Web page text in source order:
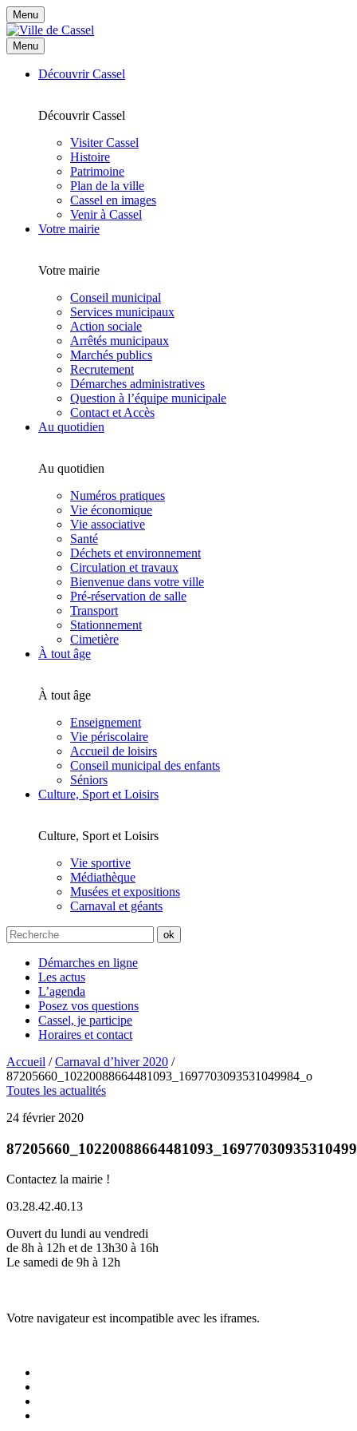
Menu
Menu
Découvrir Cassel
Découvrir Cassel
Visiter Cassel
Histoire
Patrimoine
Plan de la ville
Cassel en images
Venir à Cassel
Votre mairie
Votre mairie
Conseil municipal
Services municipaux
Action sociale
Arrêtés municipaux
Marchés publics
Recrutement
Démarches administratives
Question à l’équipe municipale
Contact et Accès
Au quotidien
Au quotidien
Numéros pratiques
Vie économique
Vie associative
Santé
Déchets et environnement
Circulation et travaux
Bienvenue dans votre ville
Pré-réservation de salle
Transport
Stationnement
Cimetière
À tout âge
À tout âge
Enseignement
Vie périscolaire
Accueil de loisirs
Conseil municipal des enfants
Séniors
Culture, Sport et Loisirs
Culture, Sport et Loisirs
Vie sportive
Médiathèque
Musées et expositions
Carnaval et géants
Démarches en ligne
Les actus
L’agenda
Posez vos questions
Cassel, je participe
Horaires et contact
Accueil /Carnaval d’hiver 2020 /
87205660_10220088664481093_1697703093531049984_o
Toutes les actualités
24 février 2020
Contactez la mairie !
03.28.42.40.13
Ouvert du lundi au vendredi
de 8h à 12h et de 13h30 à 16h
Le samedi de 9h à 12h
Votre navigateur est incompatible avec les iframes.